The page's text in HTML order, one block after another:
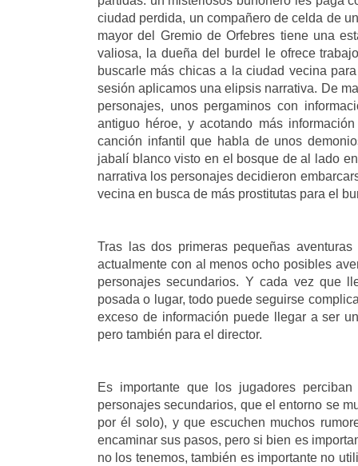
ciudad perdida, un compañero de celda de
mayor del Gremio de Orfebres tiene una
valiosa, la dueña del burdel le ofrece
buscarle más chicas a la ciudad vecina
sesión aplicamos una elipsis narrativa. De
personajes, unos pergaminos con
antiguo héroe, y acotando más
canción infantil que habla de unos
jabalí blanco visto en el bosque de al lado
narrativa los personajes decidieron
vecina en busca de más prostitutas para el
Tras las dos primeras pequeñas
actualmente con al menos ocho posibles
personajes secundarios. Y cada vez que
posada o lugar, todo puede seguirse
exceso de información puede llegar a ser
pero también para el director.
Es importante que los jugadores
personajes secundarios, que el entorno se
por él solo), y que escuchen muchos
encaminar sus pasos, pero si bien es
no los tenemos, también es importante no